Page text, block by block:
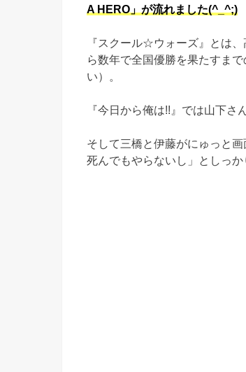
A HERO」が流れました(^_^;)
『スクール☆ウォーズ』とは
ら数年で全国優勝を果たすま
い）。
『今日から俺は!!』では山下
そして三橋と伊藤がにゅっと
死んでもやらないし」としっか